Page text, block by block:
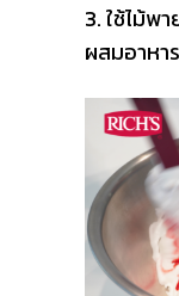
3. ใช้ไม้พ
ผสมอาหา